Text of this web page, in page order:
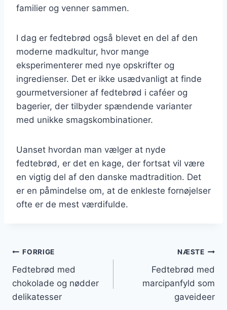
familier og venner sammen.
I dag er fedtebrød også blevet en del af den
moderne madkultur, hvor mange
eksperimenterer med nye opskrifter og
ingredienser. Det er ikke usædvanligt at finde
gourmetversioner af fedtebrød i caféer og
bagerier, der tilbyder spændende varianter
med unikke smagskombinationer.
Uanset hvordan man vælger at nyde
fedtebrød, er det en kage, der fortsat vil være
en vigtig del af den danske madtradition. Det
er en påmindelse om, at de enkleste fornøjelser
ofte er de mest værdifulde.
Indlægsnavigation
FORRIGE
Fedtebrød med
chokolade og nødder
delikatesser
NÆSTE
Fedtebrød med
marcipanfyld som
gaveideer